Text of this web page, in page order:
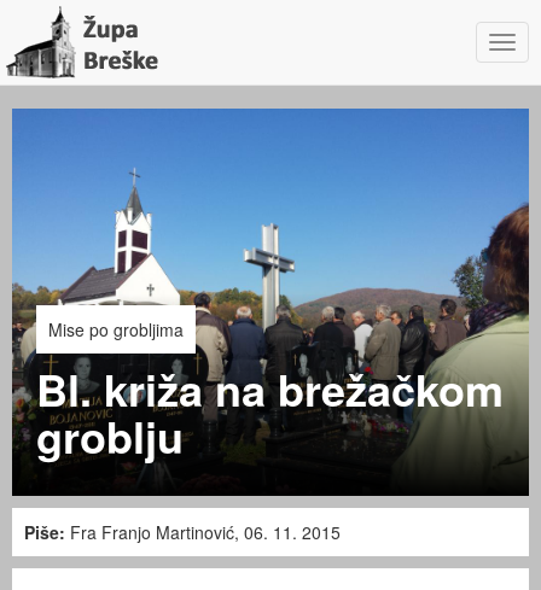
Mise po grobljima
Bl. križa na brežačkom
groblju
Piše: Fra Franjo Martinović, 06. 11. 2015